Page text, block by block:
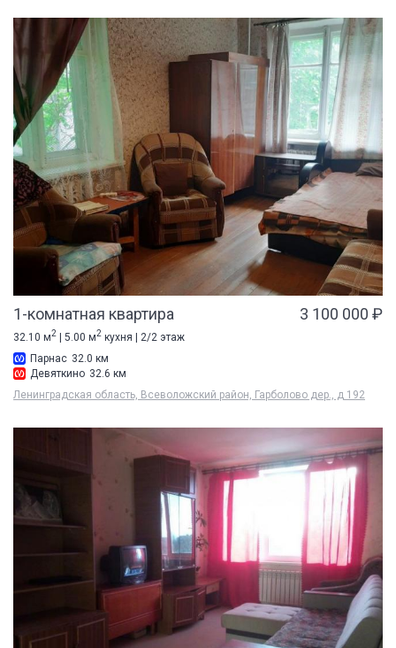
1-комнатная квартира 3 100 000 ₽
32.10 м2 | 5.00 м2 кухня | 2/2 этаж
Парнас 32.0 км
Девяткино 32.6 км
Ленинградская область, Всеволожский район, Гарболово дер., д 192